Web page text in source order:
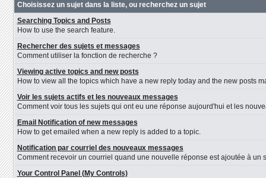
Choisissez un sujet dans la liste, ou recherchez un sujet
Searching Topics and Posts
How to use the search feature.
Rechercher des sujets et messages
Comment utiliser la fonction de recherche ?
Viewing active topics and new posts
How to view all the topics which have a new reply today and the new posts
Voir les sujets actifs et les nouveaux messages
Comment voir tous les sujets qui ont eu une réponse aujourd'hui et les
Email Notification of new messages
How to get emailed when a new reply is added to a topic.
Notification par courriel des nouveaux messages
Comment recevoir un courriel quand une nouvelle réponse est ajoutée à un
Your Control Panel (My Controls)